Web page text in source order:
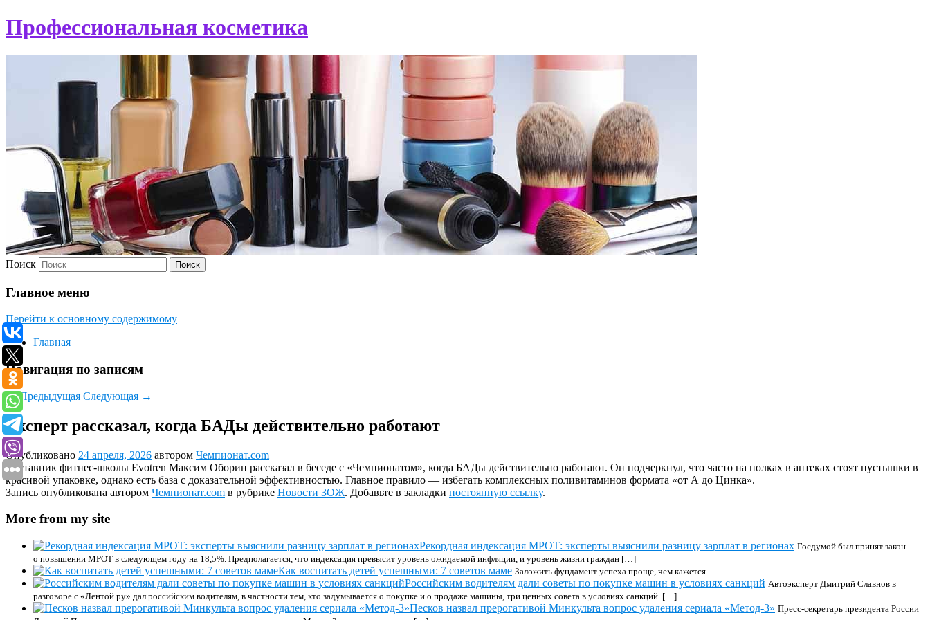
Профессиональная косметика
Поиск
Главное меню
Перейти к основному содержимому
Главная
Навигация по записям
←Предыдущая Следующая →
Эксперт рассказал, когда БАДы действительно работают
Опубликовано 24 апреля, 2026 автором Чемпионат.com
Наставник фитнес-школы Evotren Максим Оборин рассказал в беседе с «Чемпионатом», когда БАДы действительно работают. Он подчеркнул, что часто на полках в аптеках стоят пустышки в
красивой упаковке, однако есть база с доказательной эффективностью. Главное правило — избегать комплексных поливитаминов формата «от А до Цинка».
Запись опубликована автором Чемпионат.com в рубрике Новости ЗОЖ. Добавьте в закладки постоянную ссылку.
More from my site
Рекордная индексация МРОТ: эксперты выяснили разницу зарплат в регионах Госдумой был принят закон
о повышении МРОТ в следующем году на 18,5%. Предполагается, что индексация превысит уровень ожидаемой инфляции, и уровень жизни граждан […]
Как воспитать детей успешными: 7 советов маме Заложить фундамент успеха проще, чем кажется.
Российским водителям дали советы по покупке машин в условиях санкций Автоэксперт Дмитрий Славнов в
разговоре с «Лентой.ру» дал российским водителям, в частности тем, кто задумывается о покупке и о продаже машины, три ценных совета в условиях санкций. […]
Песков назвал прерогативой Минкульта вопрос удаления сериала «Метод-3» Пресс-секретарь президента России